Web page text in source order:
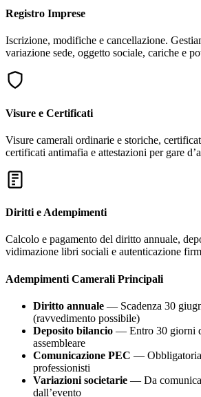
Registro Imprese
Iscrizione, modifiche e cancellazione.
variazione sede, oggetto sociale, cariche e
Visure e Certificati
Visure camerali ordinarie e storiche,
certificati antimafia e attestazioni per gare
Diritti e Adempimenti
Calcolo e pagamento del diritto annuale,
vidimazione libri sociali e autenticazione
Adempimenti Camerali Principali
Diritto annuale — Scadenza 30
(ravvedimento possibile)
Deposito bilancio — Entro 30 giorni
assembleare
Comunicazione PEC — Obbligatoria
professionisti
Variazioni societarie — Da
dall’evento